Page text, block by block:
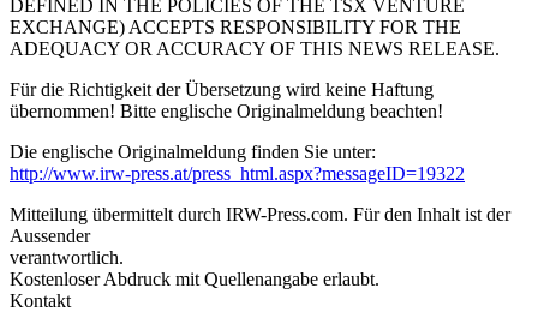
DEFINED IN THE POLICIES OF THE TSX VENTURE
EXCHANGE) ACCEPTS RESPONSIBILITY FOR THE
ADEQUACY OR ACCURACY OF THIS NEWS RELEASE.
Für die Richtigkeit der Übersetzung wird keine Haftung
übernommen! Bitte englische Originalmeldung beachten!
Die englische Originalmeldung finden Sie unter:
http://www.irw-press.at/press_html.aspx?messageID=19322
Mitteilung übermittelt durch IRW-Press.com. Für den Inhalt ist der
Aussender
verantwortlich.
Kostenloser Abdruck mit Quellenangabe erlaubt.
Kontakt